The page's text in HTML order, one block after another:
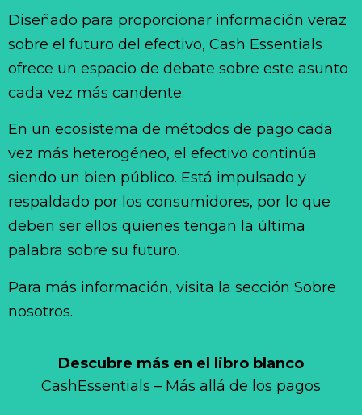
Descubre más en el libro blanco
CashEssentials – Más allá de los pagos
Diseñado para proporcionar información veraz
sobre el futuro del efectivo, Cash Essentials
ofrece un espacio de debate sobre este asunto
cada vez más candente.
En un ecosistema de métodos de pago cada
vez más heterogéneo, el efectivo continúa
siendo un bien público. Está impulsado y
respaldado por los consumidores, por lo que
deben ser ellos quienes tengan la última
palabra sobre su futuro.
Para más información, visita la sección Sobre
nosotros.